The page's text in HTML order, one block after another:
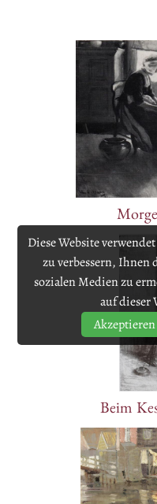
Diese Website
zu verbessern, Ihnen
sozialen Medien zu
auf dieser
Akzeptieren
Beim